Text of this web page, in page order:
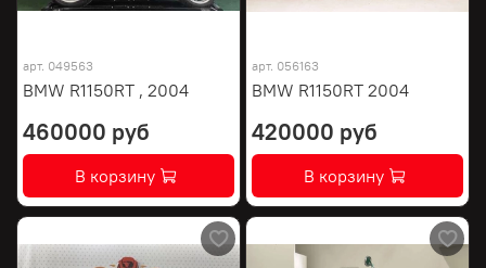
арт. 049563
BMW R1150RT , 2004
460000 руб
В корзину
арт. 056163
BMW R1150RT 2004
420000 руб
В корзину